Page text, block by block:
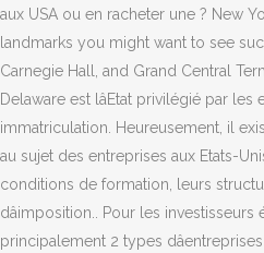
aux USA ou en racheter une ? New
landmarks you might want to see
Carnegie Hall, and Grand Central
Delaware est lâEtat privilégié par
immatriculation. Heureusement, il
au sujet des entreprises aux Etats-
conditions de formation, leurs
dâimposition.. Pour les
principalement 2 types